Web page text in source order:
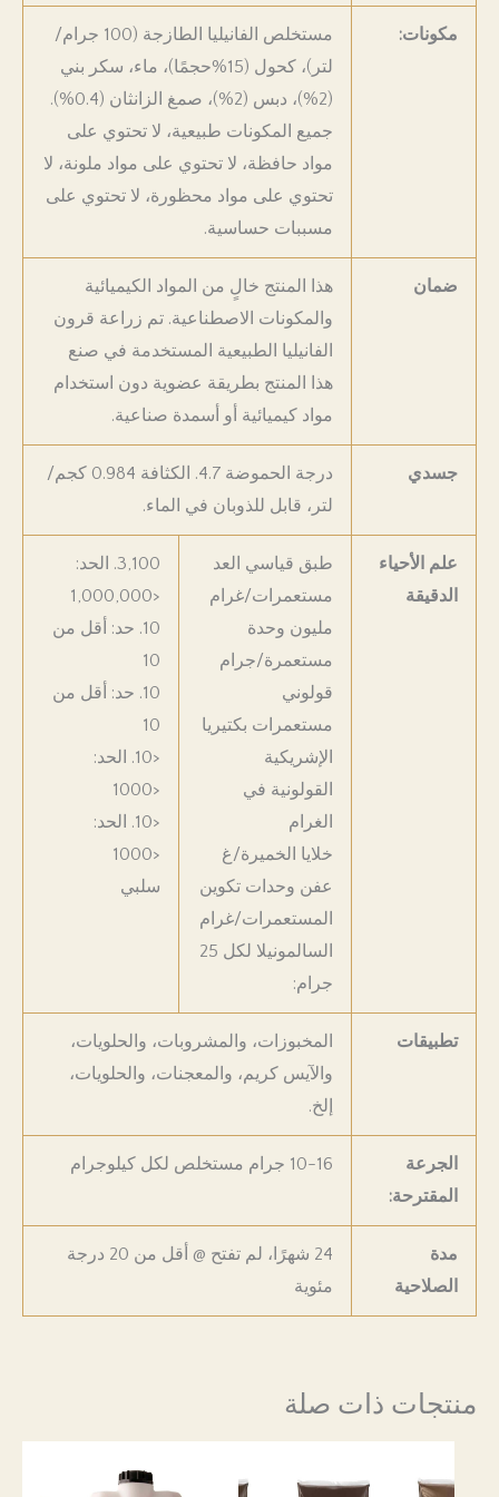
مكونات:
مستخلص الفانيليا الطازجة (100 جرام/
لتر)، كحول (15%حجمًا)، ماء، سكر بني
(2%)، دبس (2%)، صمغ الزانثان (0.4%).
جميع المكونات طبيعية، لا تحتوي على
مواد حافظة، لا تحتوي على مواد ملونة، لا
تحتوي على مواد محظورة، لا تحتوي على
مسببات حساسية.
ضمان
هذا المنتج خالٍ من المواد الكيميائية
والمكونات الاصطناعية. تم زراعة قرون
الفانيليا الطبيعية المستخدمة في صنع
هذا المنتج بطريقة عضوية دون استخدام
مواد كيميائية أو أسمدة صناعية.
جسدي
درجة الحموضة 4.7. الكثافة 0.984 كجم/
لتر، قابل للذوبان في الماء.
علم الأحياء
الدقيقة
طبق قياسي العد
مستعمرات/غرام
مليون وحدة
مستعمرة/جرام
قولوني
مستعمرات بكتيريا
الإشريكية
القولونية في
الغرام
خلايا الخميرة/غ
عفن وحدات تكوين
المستعمرات/غرام
السالمونيلا لكل 25
جرام:
3,100. الحد:
<1,000,000
10. حد: أقل من
10
10. حد: أقل من
10
<10. الحد:
<1000
<10. الحد:
<1000
سلبي
تطبيقات
المخبوزات، والمشروبات، والحلويات،
والآيس كريم، والمعجنات، والحلويات،
إلخ.
الجرعة
المقترحة:
10-16 جرام مستخلص لكل كيلوجرام
مدة
الصلاحية
24 شهرًا، لم تفتح @ أقل من 20 درجة
مئوية
منتجات ذات صلة